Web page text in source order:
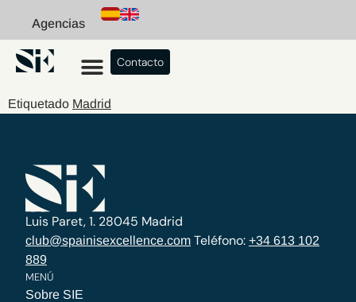
Agencias
Contacto
Etiquetado Madrid
Luis Paret, 1. 28045 Madrid
club@spainisexcellence.com Teléfono: +34 613 102
889
MENÚ
Sobre SIE